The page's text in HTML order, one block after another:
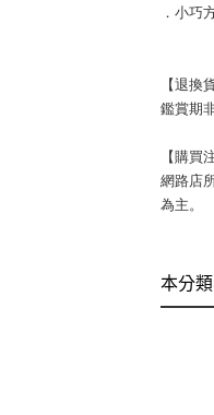
．小巧
【退換
鑑賞期
【購買
網路店
為主。
本分